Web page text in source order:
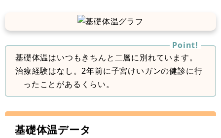
基礎体温はいつもきちんと二層に別れています。
治療経験はなし。2年前に子宮けいガンの健診に行
ったことがあるくらい。
基礎体温データ